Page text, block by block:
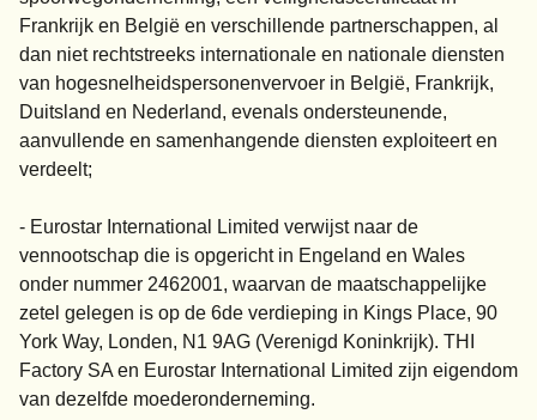
Frankrijk en België en verschillende partnerschappen, al
dan niet rechtstreeks internationale en nationale diensten
van hogesnelheidspersonenvervoer in België, Frankrijk,
Duitsland en Nederland, evenals ondersteunende,
aanvullende en samenhangende diensten exploiteert en
verdeelt;
- Eurostar International Limited verwijst naar de
vennootschap die is opgericht in Engeland en Wales
onder nummer 2462001, waarvan de maatschappelijke
zetel gelegen is op de 6de verdieping in Kings Place, 90
York Way, Londen, N1 9AG (Verenigd Koninkrijk). THI
Factory SA en Eurostar International Limited zijn eigendom
van dezelfde moederonderneming.